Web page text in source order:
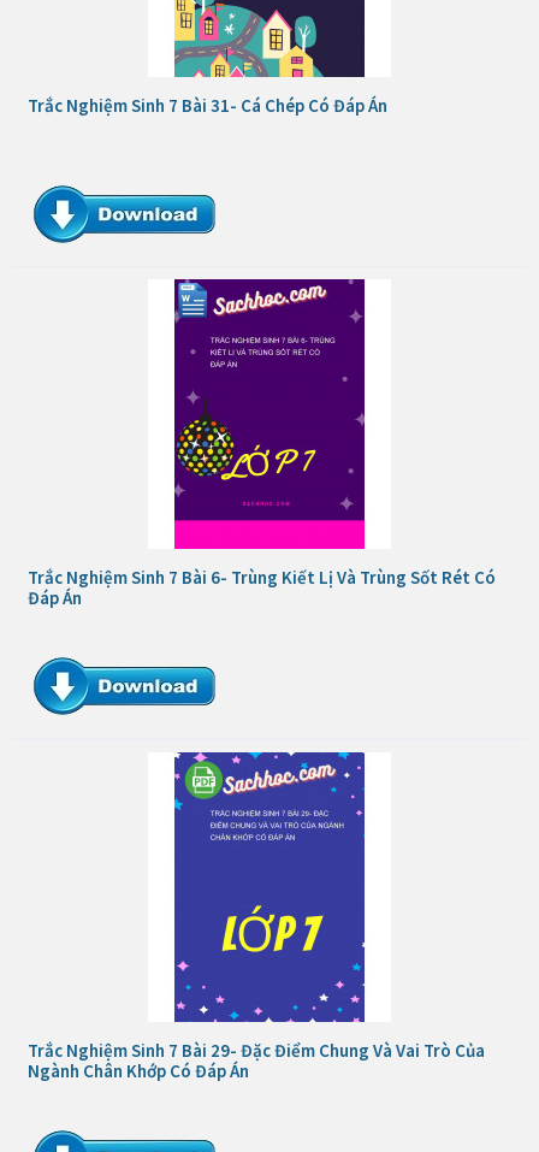
Trắc Nghiệm Sinh 7 Bài 31- Cá Chép Có Đáp Án
Trắc Nghiệm Sinh 7 Bài 6- Trùng Kiết Lị Và Trùng Sốt Rét Có
Đáp Án
Trắc Nghiệm Sinh 7 Bài 29- Đặc Điểm Chung Và Vai Trò Của
Ngành Chân Khớp Có Đáp Án